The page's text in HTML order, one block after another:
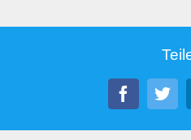
Facebook